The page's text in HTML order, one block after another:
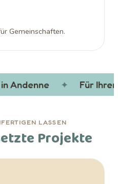
Gemeinschaften.
Andenne Für Ihren
LASSEN
Projekte